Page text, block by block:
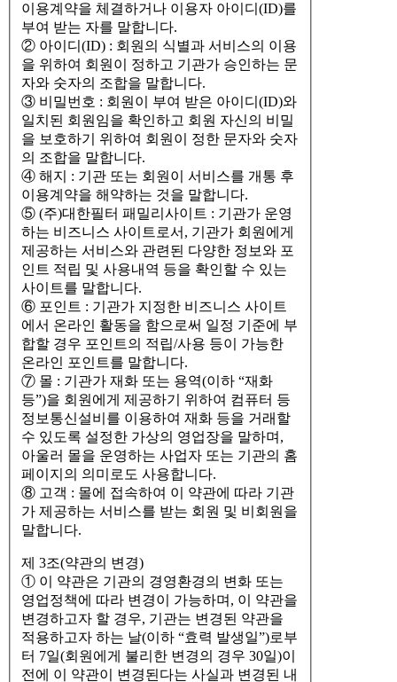
이용계약을 체결하거나 이용자 아이디(ID)를
부여 받는 자를 말합니다.
② 아이디(ID) : 회원의 식별과 서비스의 이용
을 위하여 회원이 정하고 기관가 승인하는 문
자와 숫자의 조합을 말합니다.
③ 비밀번호 : 회원이 부여 받은 아이디(ID)와
일치된 회원임을 확인하고 회원 자신의 비밀
을 보호하기 위하여 회원이 정한 문자와 숫자
의 조합을 말합니다.
④ 해지 : 기관 또는 회원이 서비스를 개통 후
이용계약을 해약하는 것을 말합니다.
⑤ (주)대한필터 패밀리사이트 : 기관가 운영
하는 비즈니스 사이트로서, 기관가 회원에게
제공하는 서비스와 관련된 다양한 정보와 포
인트 적립 및 사용내역 등을 확인할 수 있는
사이트를 말합니다.
⑥ 포인트 : 기관가 지정한 비즈니스 사이트
에서 온라인 활동을 함으로써 일정 기준에 부
합할 경우 포인트의 적립/사용 등이 가능한
온라인 포인트를 말합니다.
⑦ 몰 : 기관가 재화 또는 용역(이하 “재화
등”)을 회원에게 제공하기 위하여 컴퓨터 등
정보통신설비를 이용하여 재화 등을 거래할
수 있도록 설정한 가상의 영업장을 말하며,
아울러 몰을 운영하는 사업자 또는 기관의 홈
페이지의 의미로도 사용합니다.
⑧ 고객 : 몰에 접속하여 이 약관에 따라 기관
가 제공하는 서비스를 받는 회원 및 비회원을
말합니다.
제 3조(약관의 변경)
① 이 약관은 기관의 경영환경의 변화 또는
영업정책에 따라 변경이 가능하며, 이 약관을
변경하고자 할 경우, 기관는 변경된 약관을
적용하고자 하는 날(이하 “효력 발생일”)로부
터 7일(회원에게 불리한 변경의 경우 30일)이
전에 이 약관이 변경된다는 사실과 변경된 내